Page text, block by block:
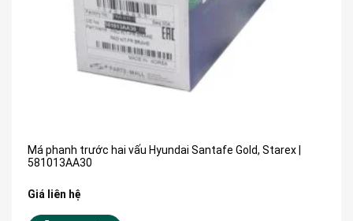
Má phanh trước hai vấu Hyundai Santafe Gold, Starex |
581013AA30
Giá liên hệ